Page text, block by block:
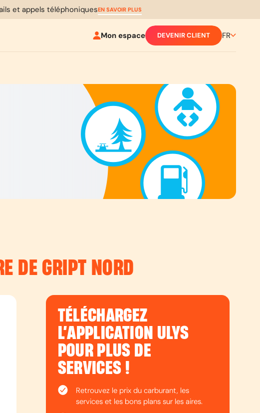
et appels téléphoniquesEN SAVOIR PLUS
Mon espace DEVENIR CLIENT FR
DE GRIPT NORD
TÉLÉCHARGEZ
L’APPLICATION ULYS
POUR PLUS DE
SERVICES !
Retrouvez le prix du carburant, les
services et les bons plans sur les aires.